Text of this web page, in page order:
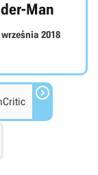
Man
września 2018
